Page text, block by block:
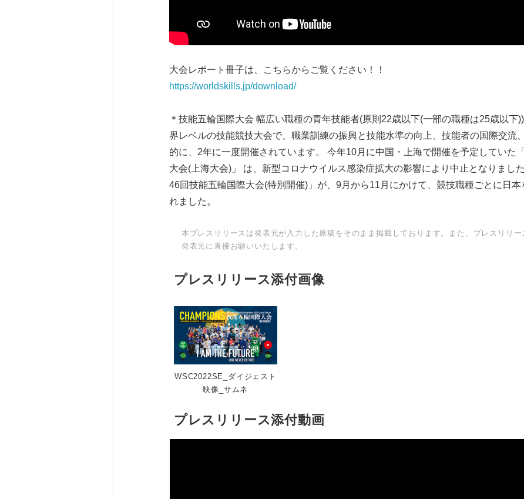
大会レポート冊子は、こちらからご覧ください！！
https://worldskills.jp/download/
＊技能五輪国際大会 幅広い職種の⻘年技能者(原則22歳以下(一部の職種は25歳以下
界レベルの技能競技大会で、職業訓練の振興と技能水準の向上、技能者の国際交流
的に、2年に一度開催されています。 今年10月に中国・上海で開催を予定していた
大会(上海大会)」 は、新型コロナウイルス感染症拡大の影響により中止となりまし
46回技能五輪国際大会(特別開催)」が、9月から11月にかけて、競技職種ごとに日本
れました。
本プレスリリースは発表元が入力した原稿をそのまま掲載しております。また、プレスリリ
発表元に直接お願いいたします。
プレスリリース添付画像
WSC2022SE_ダイジェスト
映像_サムネ
プレスリリース添付動画